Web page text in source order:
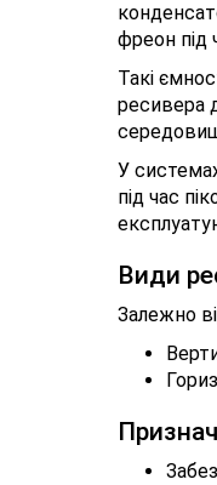
фреон під
Такі
ресивера
У
під час
Види
Залежно